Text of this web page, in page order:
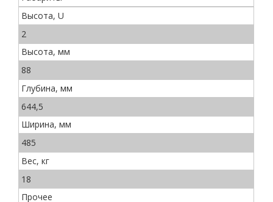
Высота, U
2
Высота, мм
88
Глубина, мм
644,5
Ширина, мм
485
Вес, кг
18
Прочее